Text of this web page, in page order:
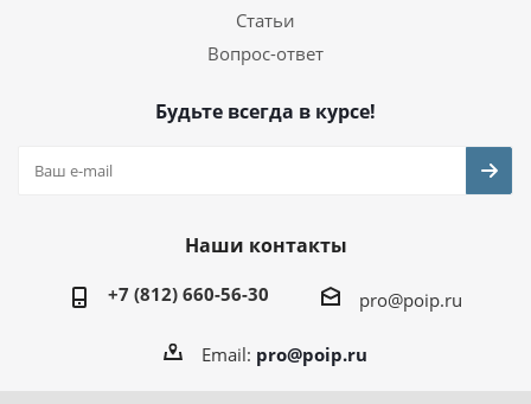
Статьи
Вопрос-ответ
Будьте всегда в курсе!
Наши контакты
+7 (812) 660-56-30 pro@poip.ru
Email: pro@poip.ru